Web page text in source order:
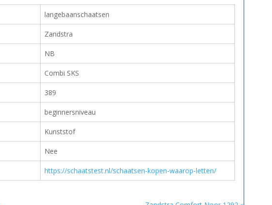
langebaanschaatsen
Zandstra
NB
Combi SKS
389
beginnersniveau
Kunststof
Nee
https://schaatstest.nl/schaatsen-kopen-waarop-letten/